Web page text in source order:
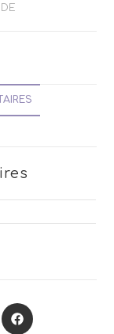
Opens
in